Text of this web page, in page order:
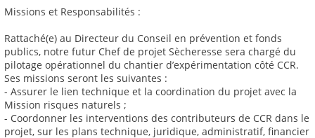
Missions et Responsabilités :
Rattaché(e) au Directeur du Conseil en prévention et fonds
publics, notre futur Chef de projet Sècheresse sera chargé du
pilotage opérationnel du chantier d’expérimentation côté CCR.
Ses missions seront les suivantes :
- Assurer le lien technique et la coordination du projet avec la
Mission risques naturels ;
- Coordonner les interventions des contributeurs de CCR dans le
projet, sur les plans technique, juridique, administratif, financier